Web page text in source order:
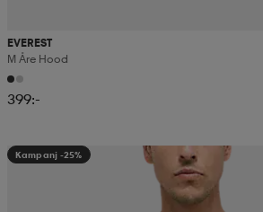
EVEREST
M Åre Hood
399:-
Kampanj -25%